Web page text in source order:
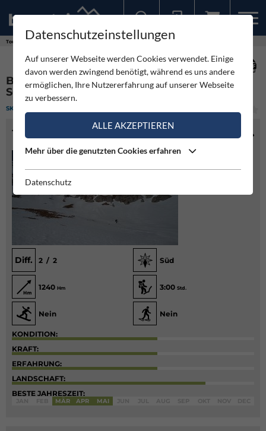
Touren Bockgrube - Normale Einfahrt - Schneeberg
BOCKGRUBE - NORMALE EINFAHRT -
SCHNEEBERG
SKITOUR
TOURENINFO
Diff. 2 / 2 Süd
1240 Hm 3:00 Std.
Nein Nein
KONDITION:
KRAFT:
ERFAHRUNG:
LANDSCHAFT:
BESTE JAHRESZEIT:
MÄR APR MAI
Datenschutzeinstellungen
Auf unserer Webseite werden Cookies verwendet. Einige
davon werden zwingend benötigt, während es uns andere
ermöglichen, Ihre Nutzererfahrung auf unserer Webseite
zu verbessern.
ALLE AKZEPTIEREN
Mehr über die genutzten Cookies erfahren
Datenschutz